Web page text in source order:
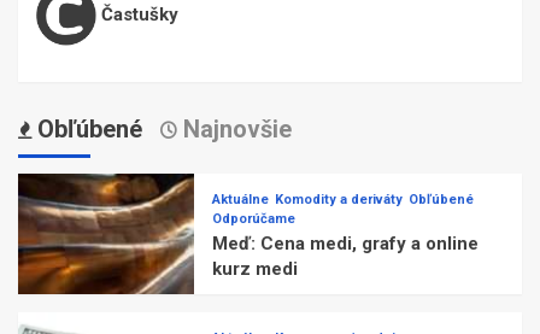
Častušky
Obľúbené Najnovšie
Aktuálne Komodity a deriváty Obľúbené
Odporúčame
Meď: Cena medi, grafy a online
kurz medi